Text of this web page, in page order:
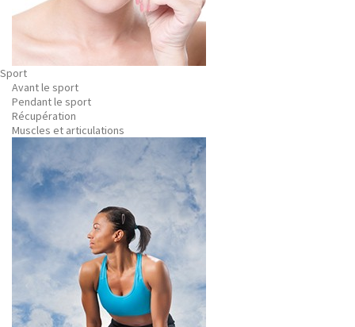
Sport
Avant le sport
Pendant le sport
Récupération
Muscles et articulations